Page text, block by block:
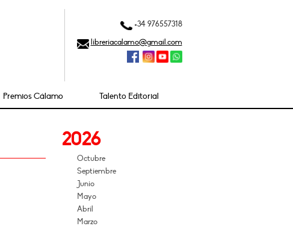
+34 976557318
libreriacalamo@gmail.com
Premios Cálamo Talento Editorial
2026
Octubre
Septiembre
Junio
Mayo
Abril
Marzo